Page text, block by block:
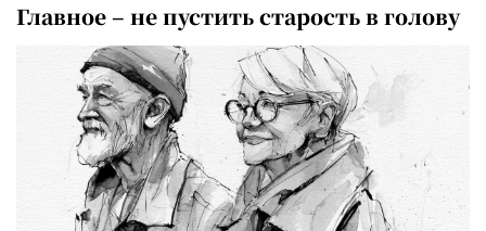
Главное – не пустить старость в голову